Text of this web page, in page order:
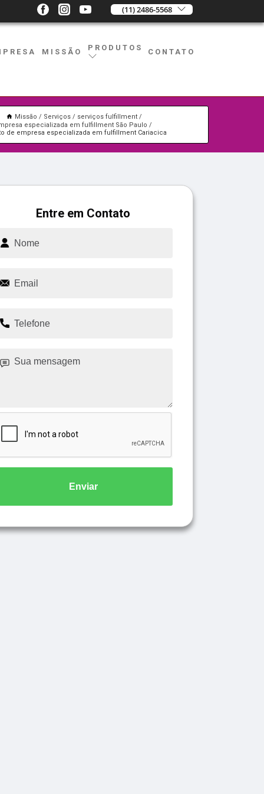
(11) 2486-5568
MISSÃO PRODUTOS CONTATO
Missão Serviços
serviços fulfillment
especializada em fulfillment São Paulo
de empresa especializada em fulfillment Cariacica
Entre em Contato
Enviar